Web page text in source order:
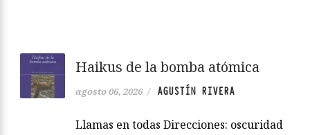
Haikus de la bomba atómica
agosto 06, 2026 / AGUSTÍN RIVERA
Llamas en todas Direcciones: oscuridad